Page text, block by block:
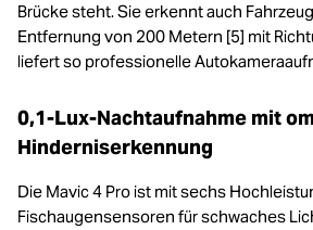
Brücke steht. Sie erkennt auch
Entfernung von 200 Metern [5] mit
liefert so professionelle
0,1-Lux-Nachtaufnahme mit
Hinderniserkennung
Die Mavic 4 Pro ist mit sechs
Fischaugensensoren für schwaches